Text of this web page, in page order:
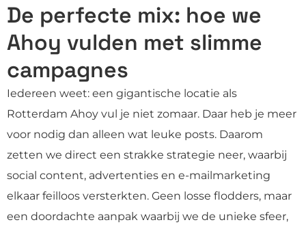
De perfecte mix: hoe we
Ahoy vulden met slimme
campagnes
Iedereen weet: een gigantische locatie als
Rotterdam Ahoy vul je niet zomaar. Daar heb je meer
voor nodig dan alleen wat leuke posts. Daarom
zetten we direct een strakke strategie neer, waarbij
social content, advertenties en e-mailmarketing
elkaar feilloos versterkten. Geen losse flodders, maar
een doordachte aanpak waarbij we de unieke sfeer,